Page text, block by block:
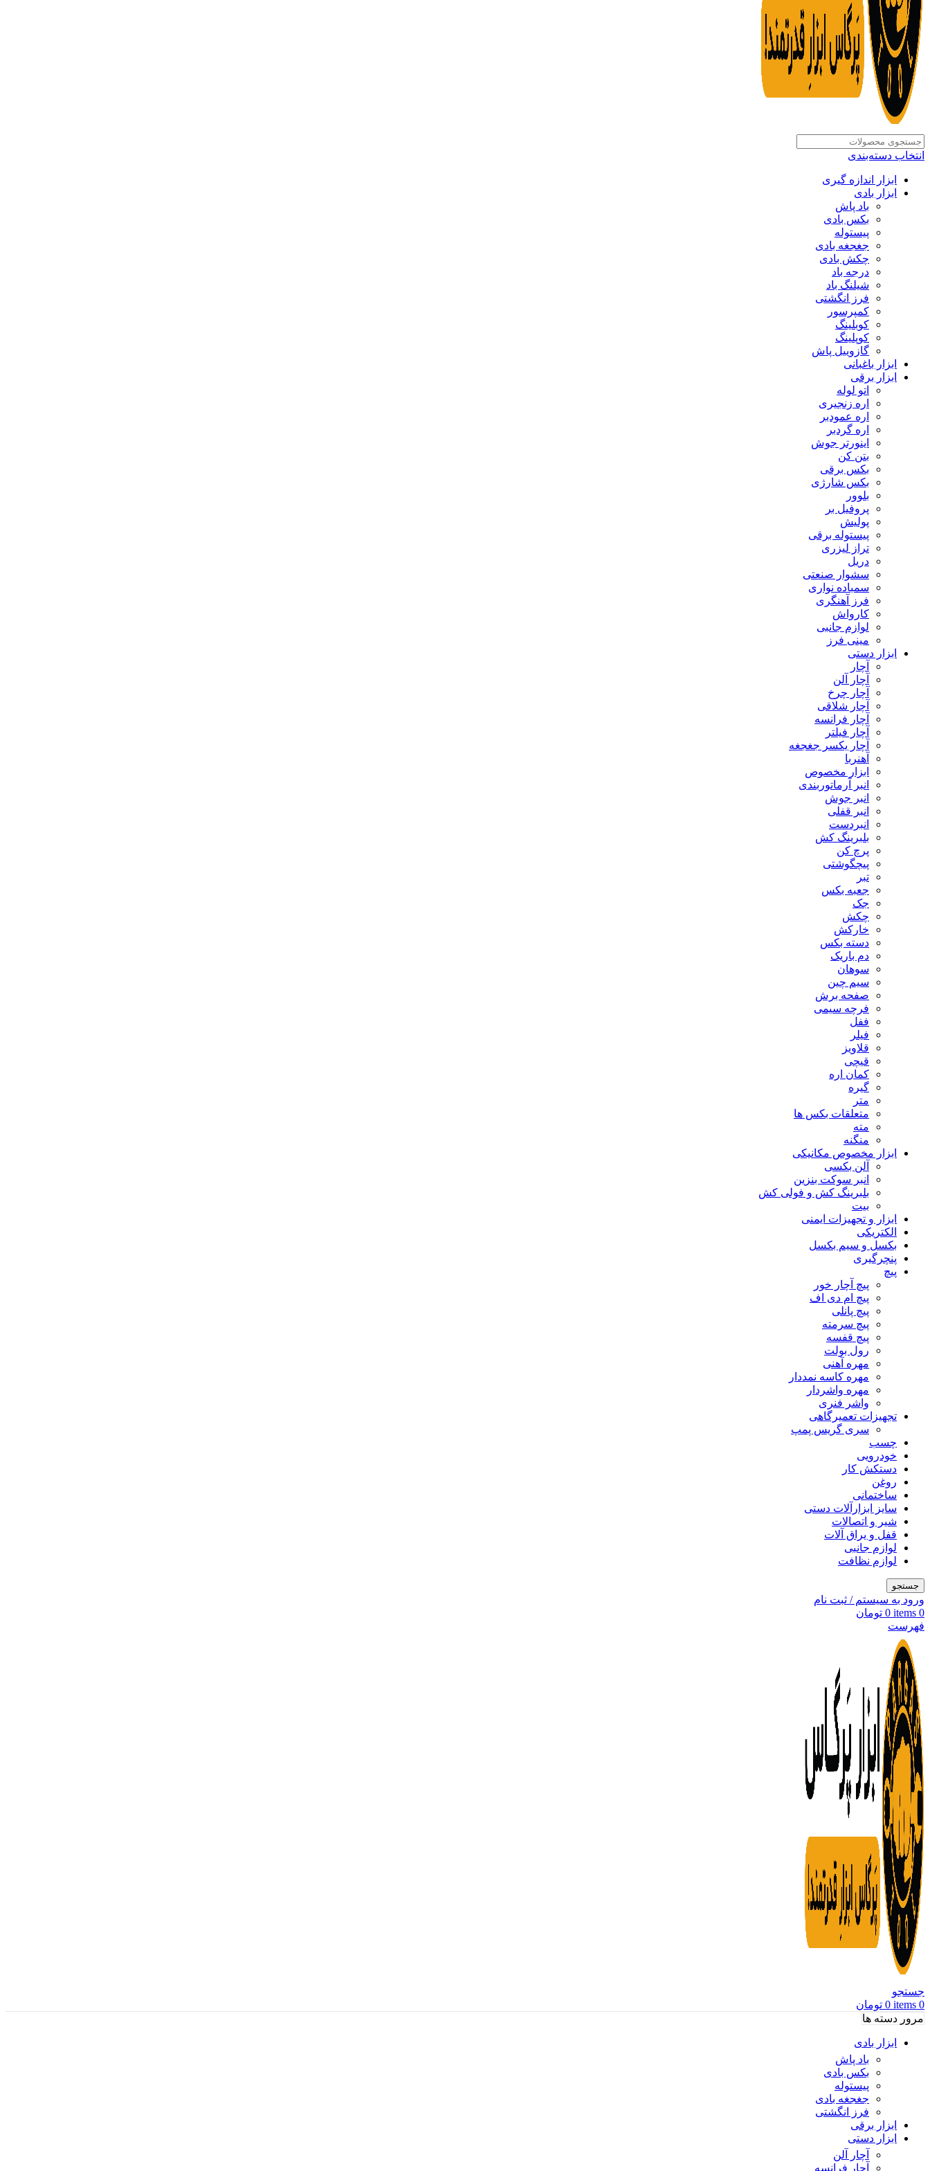
انتخاب دسته‌بندی
ابزار اندازه گیری
ابزار بادی
باد پاش
بکس بادی
پیستوله
جغجغه بادی
چکش بادی
درجه باد
شیلنگ باد
فرز انگشتی
کمپرسور
کوبلینگ
کوپلینگ
گازوییل پاش
ابزار باغبانی
ابزار برقی
اتو لوله
اره زنجیری
اره عمودبر
اره گردبر
اینورتر جوش
بتن کن
بکس برقی
بکس شارژی
بلوور
پروفیل بر
پولیش
پیستوله برقی
تراز لیزری
دریل
سشوار صنعتی
سمباده نواری
فرز آهنگری
کارواش
لوازم جانبی
مینی فرز
ابزار دستی
آچار
آچار آلن
آچار چرخ
آچار شلاقی
آچار فرانسه
آچار فیلتر
آچار یکسر جغجغه
آهنربا
ابزار مخصوص
انبر آرماتوربندی
انبر جوش
انبر قفلی
انبردست
بلبرینگ کش
پرچ کن
پیچگوشتی
تبر
جعبه بکس
جک
چکش
خارکش
دسته بکس
دم باریک
سوهان
سیم چین
صفحه برش
فرچه سیمی
ففل
فیلر
قلاویز
قیچی
کمان اره
گیره
متر
متعلقات بکس ها
مته
منگنه
ابزار مخصوص مکانیکی
آلن بکسی
انبر سوکت بنزین
بلبرینگ کش و فولی کش
بیت
ابزار و تجهیزات ایمنی
الکتریکی
بکسل و سیم بکسل
پنچرگیری
پیچ
پیچ آچار خور
پیچ ام دی اف
پیچ پانلی
پیچ سرمته
پیچ قفسه
رول بولت
مهره آهنی
مهره کاسه نمددار
مهره واشردار
واشر فنری
تجهیزات تعمیرگاهی
سری گریس پمپ
چسب
خودرویی
دستکش کار
روغن
ساختمانی
سایز ابزارآلات دستی
شیر و اتصالات
قفل و یراق آلات
لوازم جانبی
لوازم نظافت
جستجو
ورود به سیستم / ثبت نام
0
items
0 تومان
فهرست
جستجو
0
items
0 تومان
مرور دسته ها
ابزار بادی
باد پاش
بکس بادی
پیستوله
جغجغه بادی
فرز انگشتی
ابزار برقی
ابزار دستی
آچار آلن
آچار فرانسه